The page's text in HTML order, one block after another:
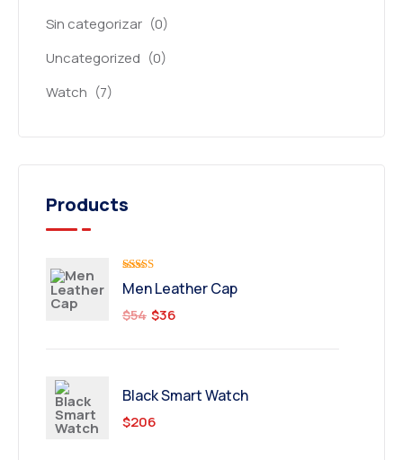
Sin categorizar (0)
Uncategorized (0)
Watch (7)
Products
Valorado
con5.00de
Men Leather Cap
$54 $36
Black Smart Watch
$206